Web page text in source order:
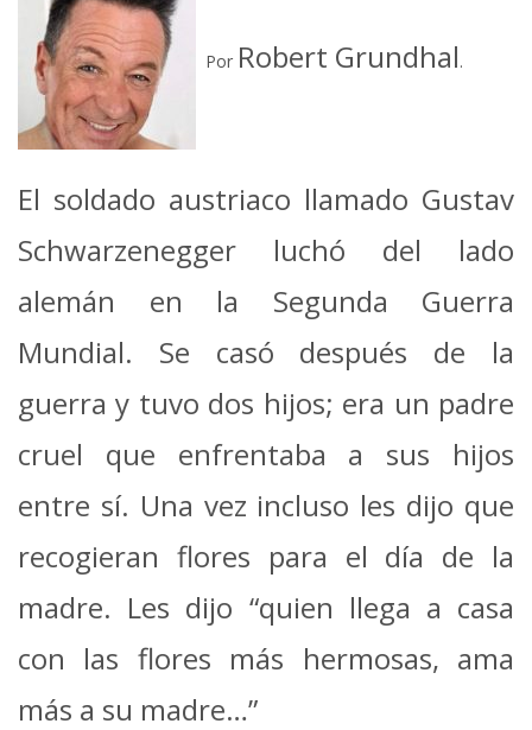
Por Robert Grundhal.
El soldado austriaco llamado Gustav
Schwarzenegger luchó del lado
alemán en la Segunda Guerra
Mundial. Se casó después de la
guerra y tuvo dos hijos; era un padre
cruel que enfrentaba a sus hijos
entre sí. Una vez incluso les dijo que
recogieran flores para el día de la
madre. Les dijo “quien llega a casa
con las flores más hermosas, ama
más a su madre…”